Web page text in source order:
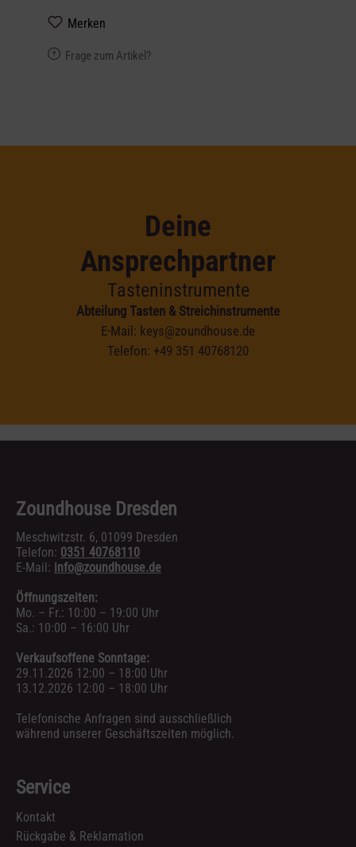
Merken
Frage zum Artikel?
Deine
Ansprechpartner
Tasteninstrumente
Abteilung Tasten & Streichinstrumente
E-Mail: keys@zoundhouse.de
Telefon: +49 351 40768120
Zoundhouse Dresden
Meschwitzstr. 6, 01099 Dresden
Telefon: 0351 40768110
E-Mail: info@zoundhouse.de
Öffnungszeiten:
Mo. – Fr.: 10:00 – 19:00 Uhr
Sa.: 10:00 – 16:00 Uhr
Verkaufsoffene Sonntage:
29.11.2026 12:00 – 18:00 Uhr
13.12.2026 12:00 – 18:00 Uhr
Telefonische Anfragen sind ausschließlich
während unserer Geschäftszeiten möglich.
Service
Kontakt
Rückgabe & Reklamation